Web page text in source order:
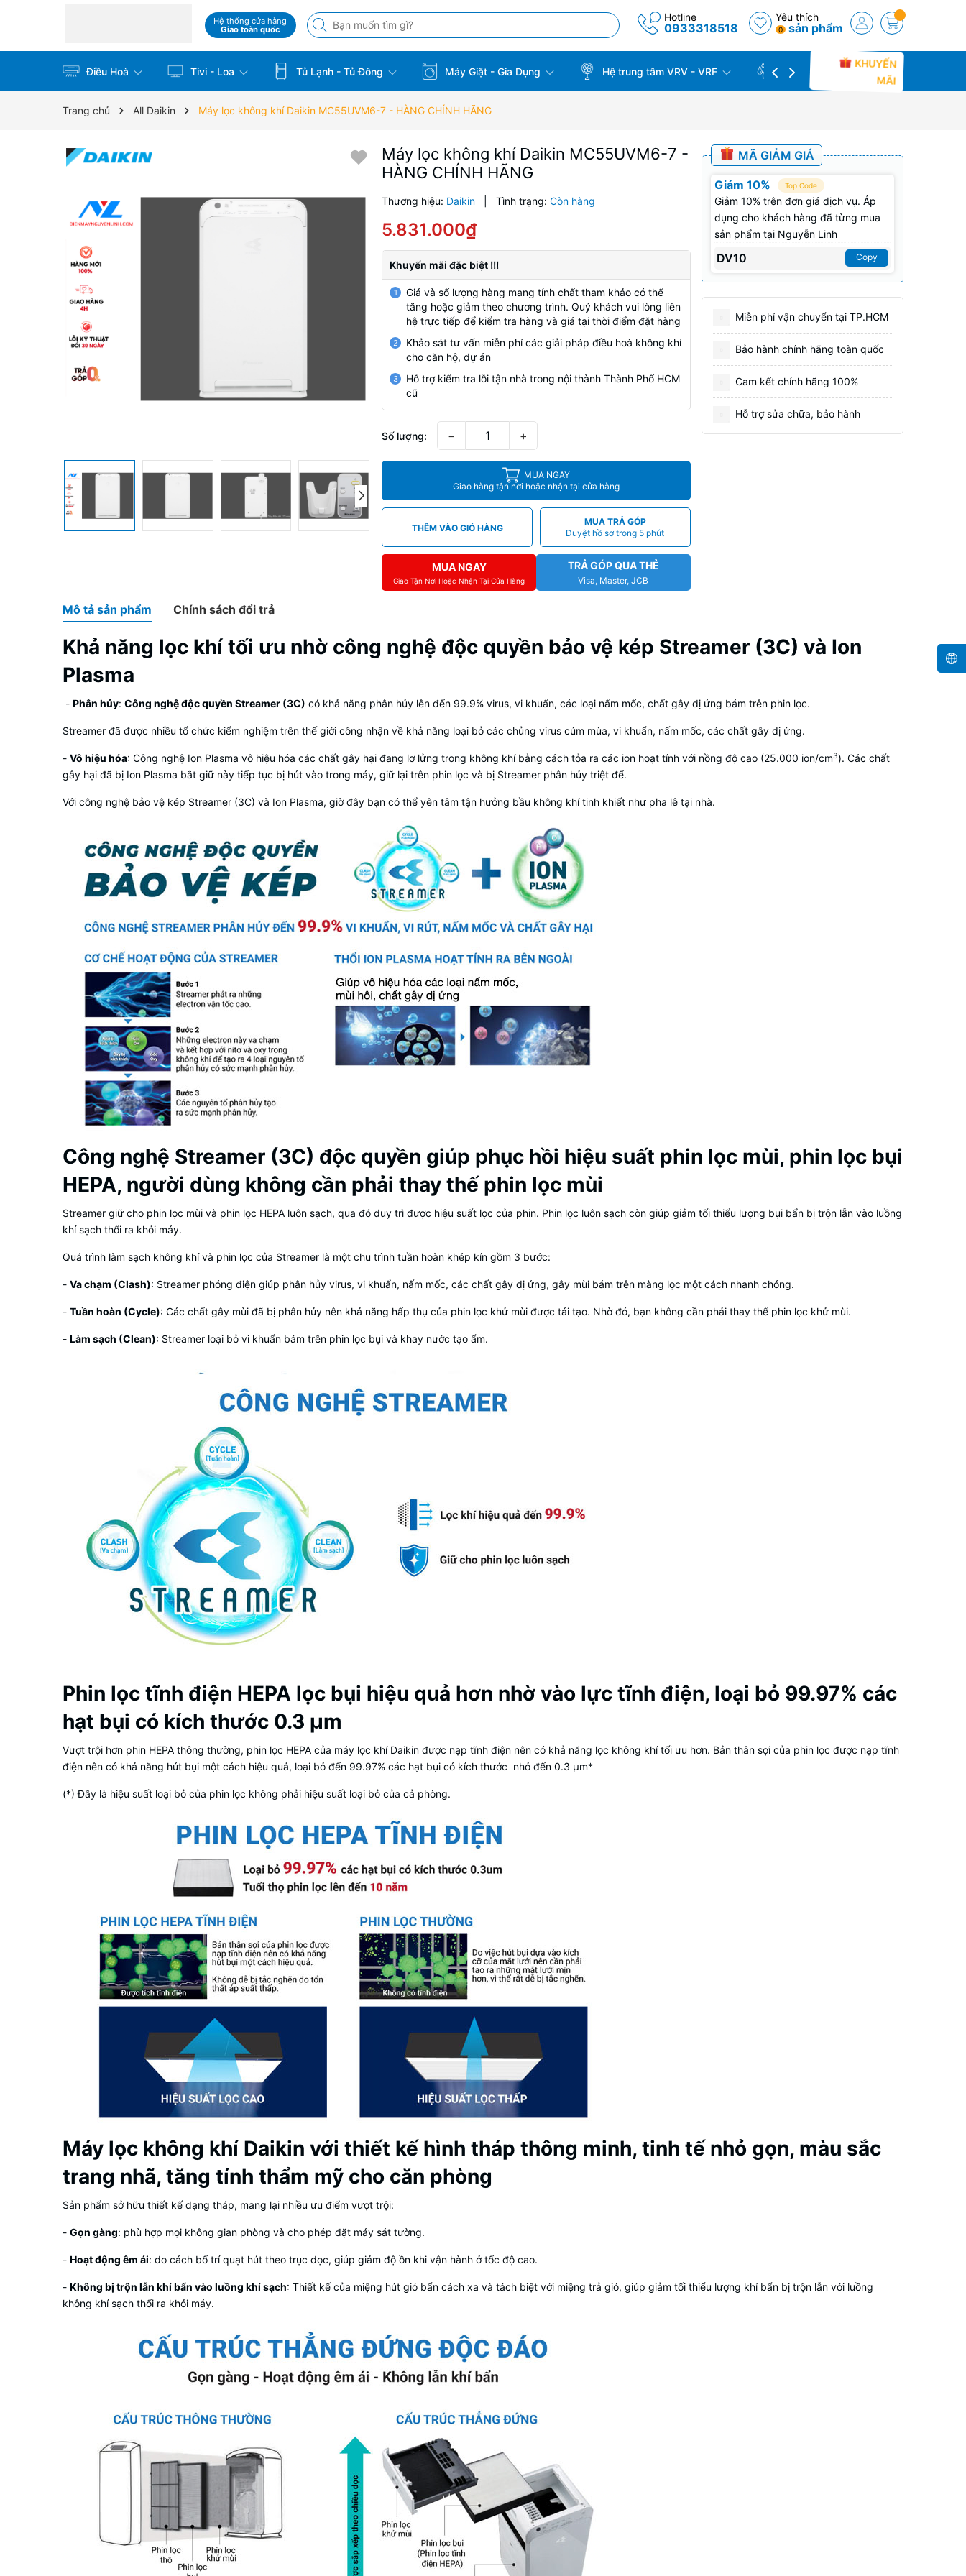
Hệ thống cửa hàng
Giao toàn quốc
Hotline
0933318518
Yêu thích
0 sản phẩm
Điều Hoà Tivi - Loa Tủ Lạnh - Tủ Đông Máy Giặt - Gia Dụng Hệ trung tâm VRV - VRF CÔNG TRÌNH THỰC TẾ
KHUYẾN
MÃI
Trang chủ All Daikin Máy lọc không khí Daikin MC55UVM6-7 - HÀNG CHÍNH HÃNG
Máy lọc không khí Daikin MC55UVM6-7 -
HÀNG CHÍNH HÃNG
Thương hiệu: Daikin Tình trạng: Còn hàng
5.831.000₫
Khuyến mãi đặc biệt !!!
1
Giá và số lượng hàng mang tính chất tham khảo có thể
tăng hoặc giảm theo chương trình. Quý khách vui lòng liên
hệ trực tiếp để kiểm tra hàng và giá tại thời điểm đặt hàng
2
Khảo sát tư vấn miễn phí các giải pháp điều hoà không khí
cho căn hộ, dự án
3
Hỗ trợ kiểm tra lỗi tận nhà trong nội thành Thành Phố HCM
cũ
Số lượng: − +
MUA NGAY
Giao hàng tận nơi hoặc nhận tại cửa hàng
THÊM VÀO GIỎ HÀNG
MUA TRẢ GÓP
Duyệt hồ sơ trong 5 phút
MUA NGAY
Giao Tận Nơi Hoặc Nhận Tại Cửa Hàng
TRẢ GÓP QUA THẺ
Visa, Master, JCB
MÃ GIẢM GIÁ
Giảm 10% Top Code
Giảm 10% trên đơn giá dịch vụ. Áp
dụng cho khách hàng đã từng mua
sản phẩm tại Nguyễn Linh
DV10 Copy
Miễn phí vận chuyển tại TP.HCM
Bảo hành chính hãng toàn quốc
Cam kết chính hãng 100%
Hỗ trợ sửa chữa, bảo hành
Mô tả sản phẩm Chính sách đổi trả
Khả năng lọc khí tối ưu nhờ công nghệ độc quyền bảo vệ kép Streamer (3C) và Ion
Plasma
- Phân hủy: Công nghệ độc quyền Streamer (3C) có khả năng phân hủy lên đến 99.9% virus, vi khuẩn, các loại nấm mốc, chất gây dị ứng bám trên phin lọc.
Streamer đã được nhiều tổ chức kiểm nghiệm trên thế giới công nhận về khả năng loại bỏ các chủng virus cúm mùa, vi khuẩn, nấm mốc, các chất gây dị ứng.
- Vô hiệu hóa: Công nghệ Ion Plasma vô hiệu hóa các chất gây hại đang lơ lửng trong không khí bằng cách tỏa ra các ion hoạt tính với nồng độ cao (25.000 ion/cm3). Các chất
gây hại đã bị Ion Plasma bắt giữ này tiếp tục bị hút vào trong máy, giữ lại trên phin lọc và bị Streamer phân hủy triệt để.
Với công nghệ bảo vệ kép Streamer (3C) và Ion Plasma, giờ đây bạn có thể yên tâm tận hưởng bầu không khí tinh khiết như pha lê tại nhà.
Công nghệ Streamer (3C) độc quyền giúp phục hồi hiệu suất phin lọc mùi, phin lọc bụi
HEPA, người dùng không cần phải thay thế phin lọc mùi
Streamer giữ cho phin lọc mùi và phin lọc HEPA luôn sạch, qua đó duy trì được hiệu suất lọc của phin. Phin lọc luôn sạch còn giúp giảm tối thiểu lượng bụi bẩn bị trộn lẫn vào luồng
khí sạch thổi ra khỏi máy.
Quá trình làm sạch không khí và phin lọc của Streamer là một chu trình tuần hoàn khép kín gồm 3 bước:
- Va chạm (Clash): Streamer phóng điện giúp phân hủy virus, vi khuẩn, nấm mốc, các chất gây dị ứng, gây mùi bám trên màng lọc một cách nhanh chóng.
- Tuần hoàn (Cycle): Các chất gây mùi đã bị phân hủy nên khả năng hấp thụ của phin lọc khử mùi được tái tạo. Nhờ đó, bạn không cần phải thay thế phin lọc khử mùi.
- Làm sạch (Clean): Streamer loại bỏ vi khuẩn bám trên phin lọc bụi và khay nước tạo ẩm.
Phin lọc tĩnh điện HEPA lọc bụi hiệu quả hơn nhờ vào lực tĩnh điện, loại bỏ 99.97% các
hạt bụi có kích thước 0.3 μm
Vượt trội hơn phin HEPA thông thường, phin lọc HEPA của máy lọc khí Daikin được nạp tĩnh điện nên có khả năng lọc không khí tối ưu hơn. Bản thân sợi của phin lọc được nạp tĩnh
điện nên có khả năng hút bụi một cách hiệu quả, loại bỏ đến 99.97% các hạt bụi có kích thước nhỏ đến 0.3 µm*
(*) Đây là hiệu suất loại bỏ của phin lọc không phải hiệu suất loại bỏ của cả phòng.
Máy lọc không khí Daikin với thiết kế hình tháp thông minh, tinh tế nhỏ gọn, màu sắc
trang nhã, tăng tính thẩm mỹ cho căn phòng
Sản phẩm sở hữu thiết kế dạng tháp, mang lại nhiều ưu điểm vượt trội:
- Gọn gàng: phù hợp mọi không gian phòng và cho phép đặt máy sát tường.
- Hoạt động êm ái: do cách bố trí quạt hút theo trục dọc, giúp giảm độ ồn khi vận hành ở tốc độ cao.
- Không bị trộn lẫn khí bẩn vào luồng khí sạch: Thiết kế của miệng hút gió bẩn cách xa và tách biệt với miệng trả gió, giúp giảm tối thiểu lượng khí bẩn bị trộn lẫn với luồng
không khí sạch thổi ra khỏi máy.